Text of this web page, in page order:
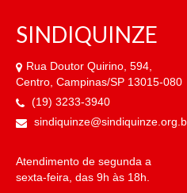
SINDIQUINZE
Rua Doutor Quirino, 594,
Centro, Campinas/SP 13015-080
(19) 3233-3940
Atendimento de segunda a
sexta-feira, das 9h às 18h.